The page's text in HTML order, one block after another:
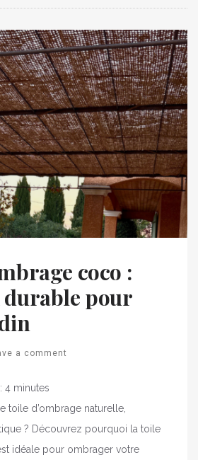
coco :
durable pour
a comment
4 minutes
toile d’ombrage naturelle,
? Découvrez pourquoi la toile
idéale pour ombrager votre